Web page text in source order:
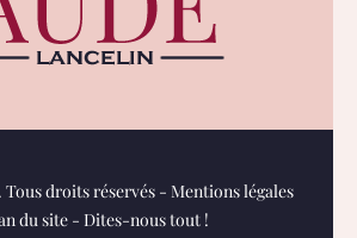
Tous droits réservés - Mentions légales
du site- Dites-nous tout !